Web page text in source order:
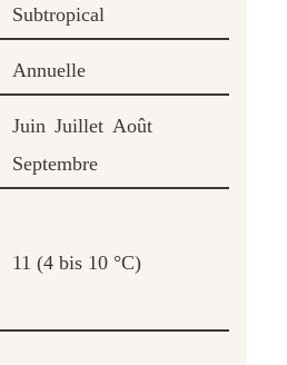
Subtropical
Annuelle
Juin Juillet Août
Septembre
11 (4 bis 10 °C)